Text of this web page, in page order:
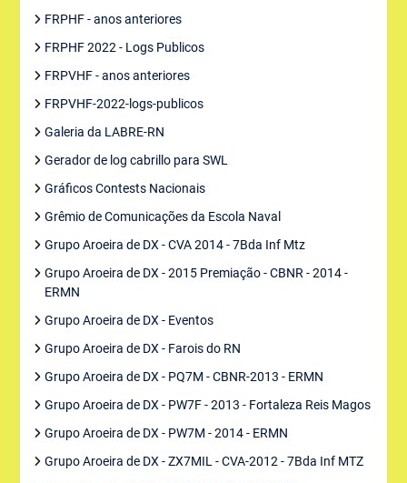
FRPHF - anos anteriores
FRPHF 2022 - Logs Publicos
FRPVHF - anos anteriores
FRPVHF-2022-logs-publicos
Galeria da LABRE-RN
Gerador de log cabrillo para SWL
Gráficos Contests Nacionais
Grêmio de Comunicações da Escola Naval
Grupo Aroeira de DX - CVA 2014 - 7Bda Inf Mtz
Grupo Aroeira de DX - 2015 Premiação - CBNR - 2014 -
ERMN
Grupo Aroeira de DX - Eventos
Grupo Aroeira de DX - Farois do RN
Grupo Aroeira de DX - PQ7M - CBNR-2013 - ERMN
Grupo Aroeira de DX - PW7F - 2013 - Fortaleza Reis Magos
Grupo Aroeira de DX - PW7M - 2014 - ERMN
Grupo Aroeira de DX - ZX7MIL - CVA-2012 - 7Bda Inf MTZ